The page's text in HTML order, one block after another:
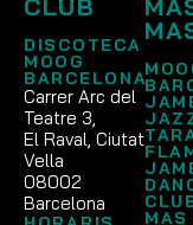
CLUB
DISCOTECA
MOOG
BARCELONA
Carrer Arc del
Teatre 3,
El Raval, Ciutat
Vella
08002
Barcelona